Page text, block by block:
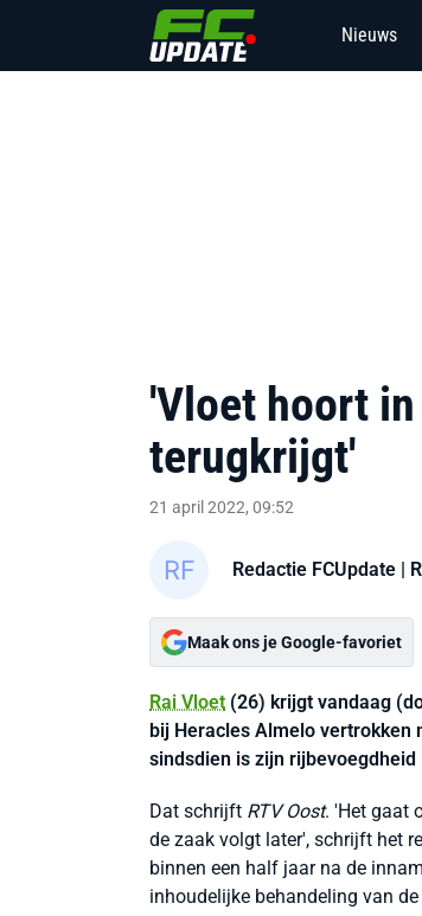
Nieuws
'Vloet hoort
terugkrijgt'
21 april 2022, 09:52
Redactie FCUpdate |
Maak ons je Google-favoriet
Rai Vloet (26) krijgt vandaag
bij Heracles Almelo vertrokken
sindsdien is zijn
Dat schrijft RTV Oost. 'Het gaat
de zaak volgt later', schrijft het
binnen een half jaar na de
inhoudelijke behandeling van